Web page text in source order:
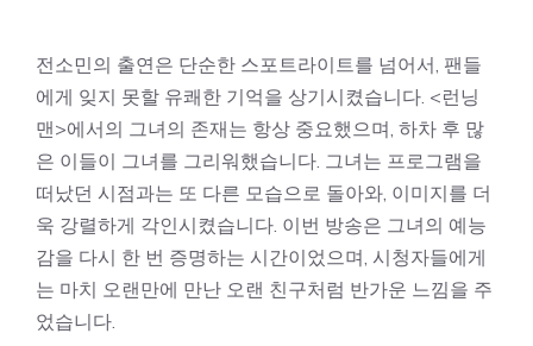
전소민의 출연은 단순한 스포트라이트를 넘어서, 팬들
에게 잊지 못할 유쾌한 기억을 상기시켰습니다. <런닝
맨>에서의 그녀의 존재는 항상 중요했으며, 하차 후 많
은 이들이 그녀를 그리워했습니다. 그녀는 프로그램을
떠났던 시점과는 또 다른 모습으로 돌아와, 이미지를 더
욱 강렬하게 각인시켰습니다. 이번 방송은 그녀의 예능
감을 다시 한 번 증명하는 시간이었으며, 시청자들에게
는 마치 오랜만에 만난 오랜 친구처럼 반가운 느낌을 주
었습니다.